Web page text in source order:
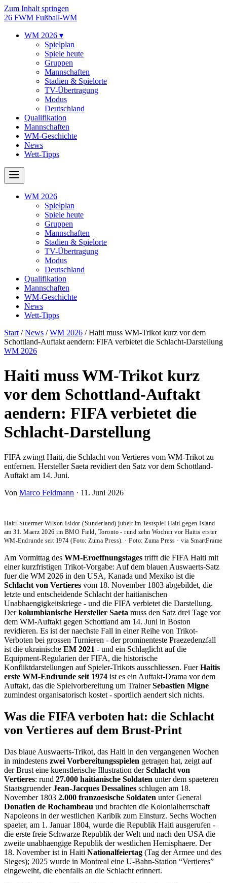
Zum Inhalt springen
26 FWM Fußball-WM
WM 2026 ▾
Spielplan
Spiele heute
Gruppen
Mannschaften
Stadien & Spielorte
TV-Übertragung
Modus
Deutschland
Qualifikation
Mannschaften
WM-Geschichte
News
Wett-Tipps
WM 2026
Spielplan
Spiele heute
Gruppen
Mannschaften
Stadien & Spielorte
TV-Übertragung
Modus
Deutschland
Qualifikation
Mannschaften
WM-Geschichte
News
Wett-Tipps
Start /News /WM 2026 /Haiti muss WM-Trikot kurz vor dem
Schottland-Auftakt aendern: FIFA verbietet die Schlacht-Darstellung
WM 2026
Haiti muss WM-Trikot kurz
vor dem Schottland-Auftakt
aendern: FIFA verbietet die
Schlacht-Darstellung
FIFA zwingt Haiti, die Schlacht von Vertieres vom WM-Trikot zu
entfernen. Hersteller Saeta revidiert den Satz vor dem Schottland-
Auftakt am 14. Juni.
Von Marco Feldmann · 11. Juni 2026
Haiti-Stuermer Wilson Isidor (Sunderland) jubelt im Testspiel Haiti gegen Island
am 31. Maerz 2026 im BMO Field, Toronto - rund zehn Wochen vor Haitis erster
WM-Endrunde seit 1974 (Foto: Zuma Press). ·Foto: Zuma Press ·via SmartFrame
Am Vormittag des WM-Eroeffnungstages trifft die FIFA Haiti mit
einer kurzfristigen Trikot-Vorgabe: Auf dem blauen Auswaerts-Satz
fuer die WM 2026 in den USA, Kanada und Mexiko ist die
Schlacht von Vertieres vom 18. November 1803 abgebildet, die
letzte und entscheidende Schlacht der haitianischen
Unabhaengigkeitskriege - und die FIFA verbietet die Darstellung.
Derkolumbianische Hersteller Saeta muss den Satz drei Tage vor
dem WM-Auftakt gegen Schottland am 14. Juni in Boston
revidieren. Es ist der naechste Fall in einer Reihe von Trikot-
Verboten bei grossen Turnieren - der prominenteste Praezedenzfall
ist die ukrainische EM 2021 - und ein Schlaglicht auf die
Equipment-Regularien der FIFA, die historische
Konfliktdarstellungen auf Spieler-Trikots ausschliessen. FuerHaitis
erste WM-Endrunde seit 1974 ist es ein Auftakt-Drama vor dem
Auftakt, das die Spielvorbereitung um TrainerSebastien Migne
zumindest organisatorisch kostet - sportlich aendert sich nichts.
Was die FIFA verboten hat: die Schlacht
von Vertieres auf dem Brust-Print
Das blaue Auswaerts-Trikot, das Haiti in den vergangenen Wochen
in mindestens zwei Vorbereitungsspielen getragen hat, zeigt auf
der Brust eine kuenstlerische Illustration derSchlacht von
Vertieres: rund 27.000 haitianische Soldaten unter dem spaeteren
StaatsgruenderJean-Jacques Dessalines schlugen am 18.
November 1803 2.000 franzoesische Soldaten unter General
Donatien de Rochambeau und brachten die Kolonialherrschaft
Napoleons in der westlichen Karibik zum Einsturz. Sechs Wochen
spaeter, am 1. Januar 1804, wurde die Republik Haiti ausgerufen -
die erste freie Schwarze Republik der Welt und nach den USA die
zweite unabhaengige Republik der westlichen Hemisphaere. Der
18. November ist in Haiti Nationalfeiertag (Tag der Armee und des
Sieges); 2025 wurde in Montreal eine U-Bahn-Station “Vertieres”
eingeweiht, die ebenfalls an die Schlacht erinnert.